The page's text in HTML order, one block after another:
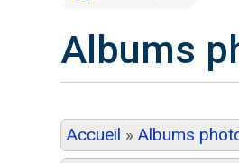
Albums
Accueil »Albums